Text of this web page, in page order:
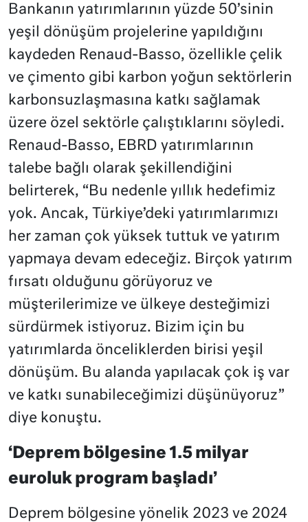
Bankanın yatırımlarının yüzde 50’sinin
yeşil dönüşüm projelerine yapıldığını
kaydeden Renaud-Basso, özellikle çelik
ve çimento gibi karbon yoğun sektörlerin
karbonsuzlaşmasına katkı sağlamak
üzere özel sektörle çalıştıklarını söyledi.
Renaud-Basso, EBRD yatırımlarının
talebe bağlı olarak şekillendiğini
belirterek, “Bu nedenle yıllık hedefimiz
yok. Ancak, Türkiye’deki yatırımlarımızı
her zaman çok yüksek tuttuk ve yatırım
yapmaya devam edeceğiz. Birçok yatırım
fırsatı olduğunu görüyoruz ve
müşterilerimize ve ülkeye desteğimizi
sürdürmek istiyoruz. Bizim için bu
yatırımlarda önceliklerden birisi yeşil
dönüşüm. Bu alanda yapılacak çok iş var
ve katkı sunabileceğimizi düşünüyoruz”
diye konuştu.
‘Deprem bölgesine 1.5 milyar
euroluk program başladı’
Deprem bölgesine yönelik 2023 ve 2024